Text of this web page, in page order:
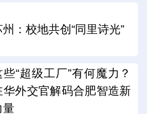
州：校地共创“同里诗光”
些“超级工厂”有何魔力？
华外交官解码合肥智造新
量